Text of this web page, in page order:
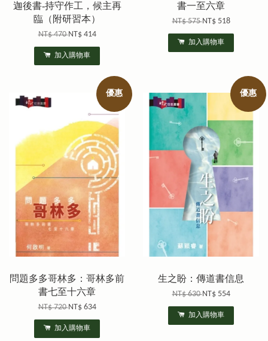
迦後書-持守作工，候主再
臨（附研習本）
NT$ 470NT$ 414
加入購物車
書一至六章
NT$ 575NT$ 518
加入購物車
優惠
問題多多哥林多：哥林多前
書七至十六章
NT$ 720NT$ 634
加入購物車
優惠
生之盼：傳道書信息
NT$ 630NT$ 554
加入購物車